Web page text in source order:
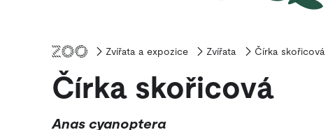
Úvod
Zvířata a expozice Zvířata Čírka skořicová
Čírka skořicová
Anas cyanoptera